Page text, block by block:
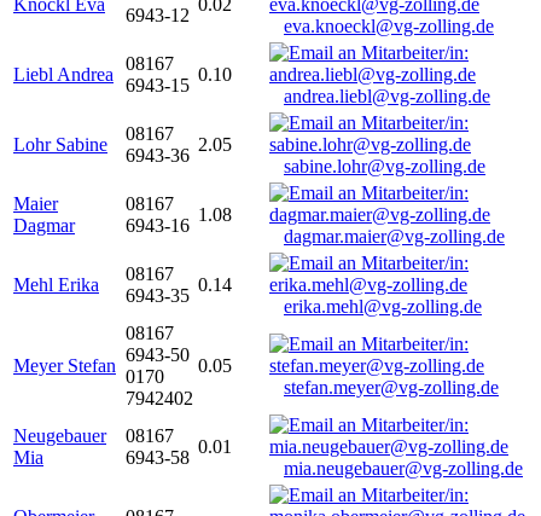
Knöckl Eva
6943-12
0.02
eva.knoeckl@vg-zolling.de
Liebl Andrea
08167
6943-15
0.10
andrea.liebl@vg-zolling.de
Lohr Sabine
08167
6943-36
2.05
sabine.lohr@vg-zolling.de
Maier
Dagmar
08167
6943-16
1.08
dagmar.maier@vg-zolling.de
Mehl Erika
08167
6943-35
0.14
erika.mehl@vg-zolling.de
Meyer Stefan
08167
6943-50
0170
7942402
0.05
stefan.meyer@vg-zolling.de
Neugebauer
Mia
08167
6943-58
0.01
mia.neugebauer@vg-zolling.de